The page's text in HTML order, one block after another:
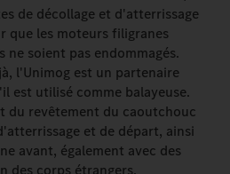
de décollage et d'atterrissage
que les moteurs filigranes
ne soient pas endommagés.
l'Unimog est un partenaire
est utilisé comme balayeuse.
du revêtement du caoutchouc
et de départ, ainsi
avant, également avec des
des corps étrangers.